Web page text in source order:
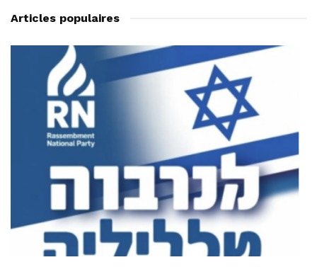
Articles populaires